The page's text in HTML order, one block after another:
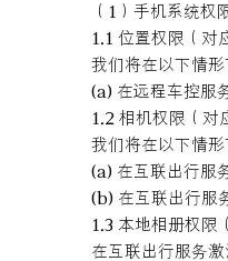
（1）手机系统权
1.1 位置权限（对
我们将在以下情形
(a) 在远程车控服
1.2 相机权限（对
我们将在以下情形
(a) 在互联出行服
(b) 在互联出行服
1.3 本地相册权限
在互联出行服务